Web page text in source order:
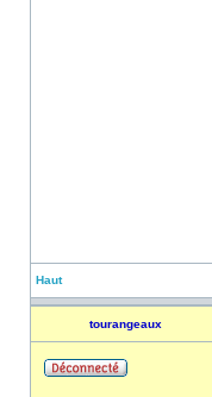
Haut
tourangeaux